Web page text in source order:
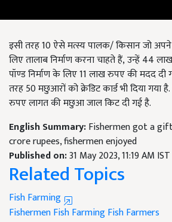
इसी तरह 10 ऐसे मत्स्य पालक/ किसान जो
लिए तालाब निर्माण करना चाहते हैं, उन्हें 44
पॉण्ड निर्माण के लिए 11 लाख रुपए की मदद दी
तरह 50 मछुआरों को क्रेडिट कार्ड भी दिया
रुपए लागत की मछुआ जाल किट दी गई है.
English Summary:Fishermen got a
crore rupees, fishermen enjoyed
Published on:31 May 2023, 11:19 AM IST
Related Topics
Fish Farming
FishermenFish FarmingFish Farmers